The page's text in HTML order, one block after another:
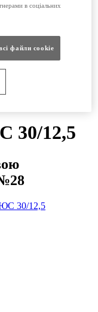
по 30/12,5мг
12,5
в соціальних
файли сookie